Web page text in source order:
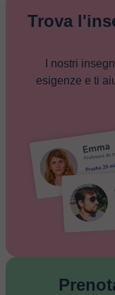
Trova
I nostri
esigenze e ti